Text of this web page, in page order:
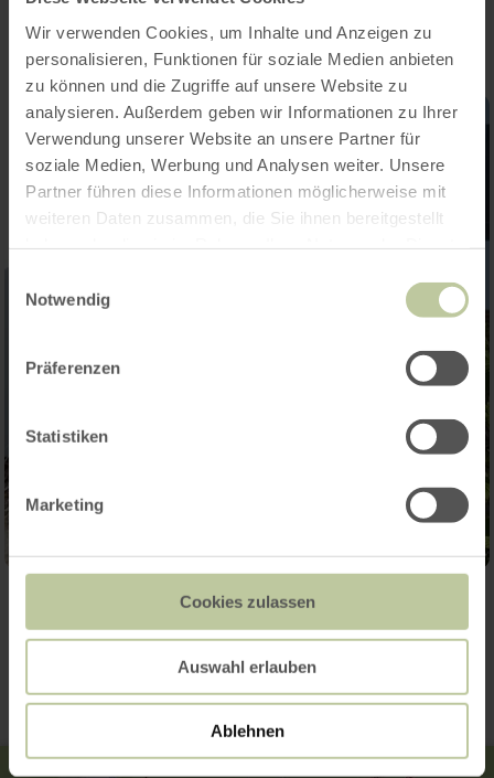
Wir verwenden Cookies, um Inhalte und Anzeigen zu
personalisieren, Funktionen für soziale Medien anbieten
zu können und die Zugriffe auf unsere Website zu
analysieren. Außerdem geben wir Informationen zu Ihrer
Verwendung unserer Website an unsere Partner für
soziale Medien, Werbung und Analysen weiter. Unsere
Partner führen diese Informationen möglicherweise mit
weiteren Daten zusammen, die Sie ihnen bereitgestellt
Notwendig
Präferenzen
Statistiken
Marketing
Cookies zulassen
Auswahl erlauben
Ablehnen
Contact